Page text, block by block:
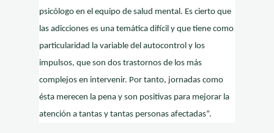
psicólogo en el equipo de salud mental. Es cierto que
las adicciones es una temática difícil y que tiene como
particularidad la variable del autocontrol y los
impulsos, que son dos trastornos de los más
complejos en intervenir. Por tanto, jornadas como
ésta merecen la pena y son positivas para mejorar la
atención a tantas y tantas personas afectadas”.